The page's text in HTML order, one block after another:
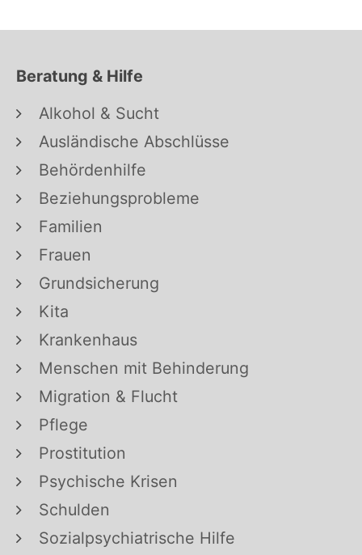
Beratung & Hilfe
Alkohol & Sucht
Ausländische Abschlüsse
Behördenhilfe
Beziehungsprobleme
Familien
Frauen
Grundsicherung
Kita
Krankenhaus
Menschen mit Behinderung
Migration & Flucht
Pflege
Prostitution
Psychische Krisen
Schulden
Sozialpsychiatrische Hilfe